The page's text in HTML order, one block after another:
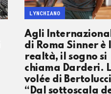
Agli
di Roma Sinner è
realtà, il sogno si
chiama Darderi.
volée di
“Dal sottoscala
LYNCHIANO